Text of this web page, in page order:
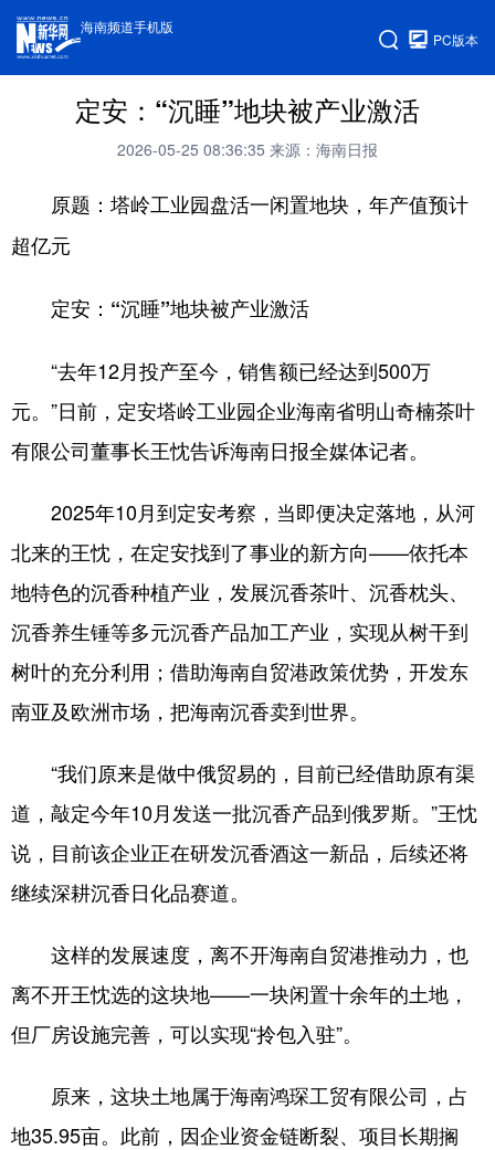
海南频道手机版
PC版本
定安：“沉睡”地块被产业激活
2026-05-25 08:36:35 来源：海南日报
原题：塔岭工业园盘活一闲置地块，年产值预计
超亿元
定安：“沉睡”地块被产业激活
“去年12月投产至今，销售额已经达到500万
元。”日前，定安塔岭工业园企业海南省明山奇楠茶叶
有限公司董事长王忱告诉海南日报全媒体记者。
2025年10月到定安考察，当即便决定落地，从河
北来的王忱，在定安找到了事业的新方向——依托本
地特色的沉香种植产业，发展沉香茶叶、沉香枕头、
沉香养生锤等多元沉香产品加工产业，实现从树干到
树叶的充分利用；借助海南自贸港政策优势，开发东
南亚及欧洲市场，把海南沉香卖到世界。
“我们原来是做中俄贸易的，目前已经借助原有渠
道，敲定今年10月发送一批沉香产品到俄罗斯。”王忱
说，目前该企业正在研发沉香酒这一新品，后续还将
继续深耕沉香日化品赛道。
这样的发展速度，离不开海南自贸港推动力，也
离不开王忱选的这块地——一块闲置十余年的土地，
但厂房设施完善，可以实现“拎包入驻”。
原来，这块土地属于海南鸿琛工贸有限公司，占
地35.95亩。此前，因企业资金链断裂、项目长期搁